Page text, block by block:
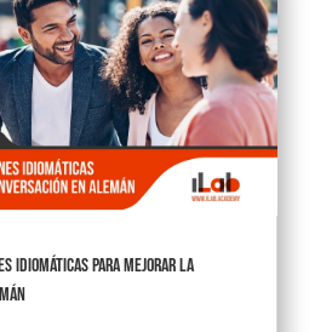
idiomáticas para mejorar la